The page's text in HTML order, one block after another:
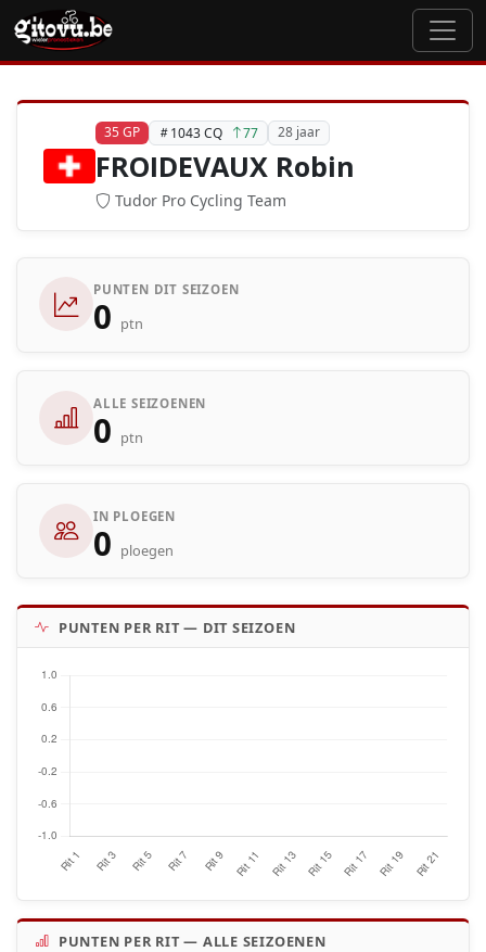
35 GP 1043 CQ 77 28 jaar
FROIDEVAUX Robin
Tudor Pro Cycling Team
PUNTEN DIT SEIZOEN
0 ptn
ALLE SEIZOENEN
0 ptn
IN PLOEGEN
0 ploegen
PUNTEN PER RIT — DIT SEIZOEN
PUNTEN PER RIT — ALLE SEIZOENEN